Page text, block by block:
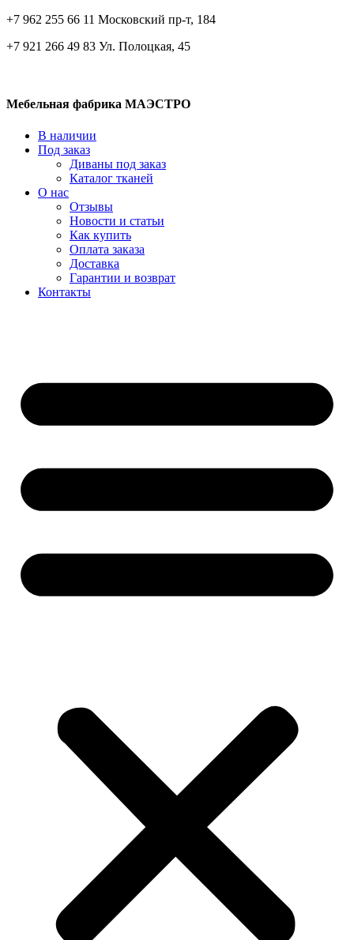
+7 962 255 66 11 Московский пр-т, 184
+7 921 266 49 83 Ул. Полоцкая, 45
Мебельная фабрика МАЭСТРО
В наличии
Под заказ
Диваны под заказ
Каталог тканей
О нас
Отзывы
Новости и статьи
Как купить
Оплата заказа
Доставка
Гарантии и возврат
Контакты